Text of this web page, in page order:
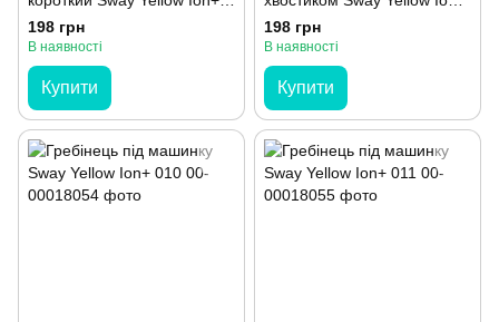
009
198 грн
В наявності
Купити
012
198 грн
В наявності
Купити